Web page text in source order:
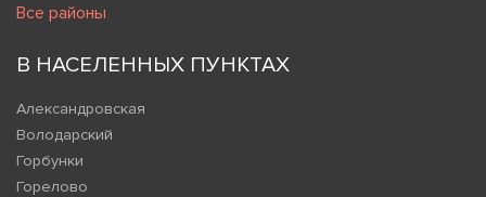
Все районы
В НАСЕЛЕННЫХ ПУНКТАХ
Александровская
Володарский
Горбунки
Горелово